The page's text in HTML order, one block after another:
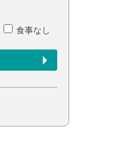
食事なし